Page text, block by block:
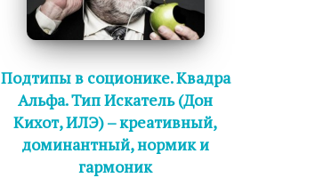
Подтипы в соционике. Квадра
Альфа. Тип Искатель (Дон
Кихот, ИЛЭ) – креативный,
доминантный, нормик и
гармоник